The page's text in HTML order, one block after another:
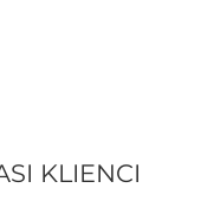
KLIENCI